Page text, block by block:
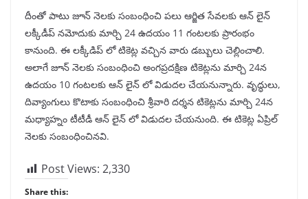
దీంతో పాటు జూన్ నెలకు సంబంధించి పలు ఆర్జిత సేవలకు ఆన్ లైన్
లక్కీడీప్ నమోదుకు మార్చి 24 ఉదయం 11 గంటలకు ప్రారంభం
కానుంది. ఈ లక్కీడిప్ లో టికెట్ల వచ్చిన వారు డబ్బులు చెల్లించాలి.
అలాగే జూన్ నెలకు సంబంధించి అంగప్రదక్షిణ టికెట్లను మార్చి 24న
ఉదయం 10 గంటలకు ఆన్ లైన్ లో విడుదల చేయనున్నారు. వృద్ధులు,
దివ్యాంగులు కొటాకు సంబంధించి శ్రీవారి దర్శన టికెట్లను మార్చి 24న
మధ్యాహ్నం టీటీడీ ఆన్ లైన్ లో విడుదల చేయనుంది. ఈ టికెట్ల ఏప్రిల్
నెలకు సంబంధించినవి.
Post Views: 2,330
Share this: